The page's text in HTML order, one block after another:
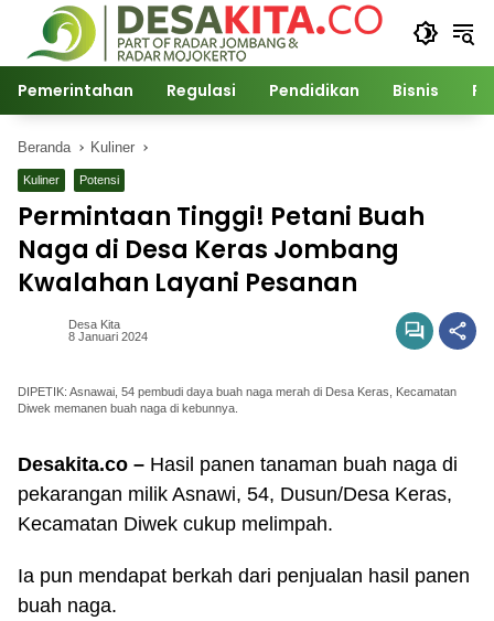
Langsung
konten
Pemerintahan Regulasi Pendidikan Bisnis
Beranda Kuliner
Kuliner Potensi
Permintaan Tinggi! Petani Buah
Naga di Desa Keras Jombang
Kwalahan Layani Pesanan
Desa Kita
8 Januari 2024
DIPETIK: Asnawai, 54 pembudi daya buah naga merah di Desa Keras, Kecamatan
Diwek memanen buah naga di kebunnya.
Desakita.co – Hasil panen tanaman buah naga di
pekarangan milik Asnawi, 54, Dusun/Desa Keras,
Kecamatan Diwek cukup melimpah.
Ia pun mendapat berkah dari penjualan hasil panen
buah naga.